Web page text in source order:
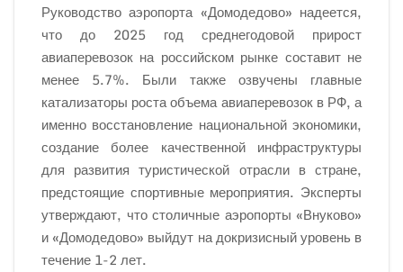
Руководство аэропорта «Домодедово» надеется,
что до 2025 год среднегодовой прирост
авиаперевозок на российском рынке составит не
менее 5.7%. Были также озвучены главные
катализаторы роста объема авиаперевозок в РФ, а
именно восстановление национальной экономики,
создание более качественной инфраструктуры
для развития туристической отрасли в стране,
предстоящие спортивные мероприятия. Эксперты
утверждают, что столичные аэропорты «Внуково»
и «Домодедово» выйдут на докризисный уровень в
течение 1-2 лет.